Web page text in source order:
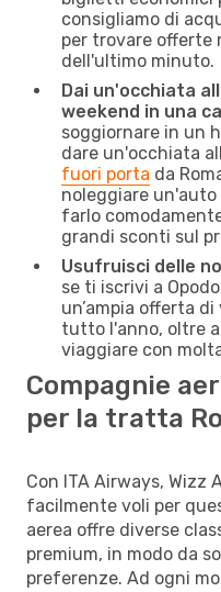
consigliamo di
per trovare offerte
dell'ultimo minuto.
Dai un'occhiata
weekend in una
soggiornare in un
dare un'occhiata
fuori porta da
noleggiare un'auto
farlo
grandi sconti sul
Usufruisci delle
se ti iscrivi a
un’ampia offerta
tutto l'anno, oltre
viaggiare con
Compagnie
per la tratta
Con ITA Airways, Wizz
facilmente voli per
aerea offre diverse
premium, in modo da
preferenze. Ad ogni